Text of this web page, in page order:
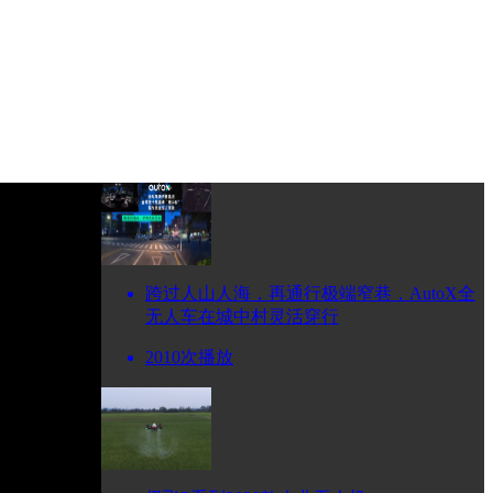
跨过人山人海，再通行极端窄巷，AutoX全
无人车在城中村灵活穿行
2010次播放